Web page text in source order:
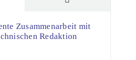
Zusammenarbeit mit
Redaktion